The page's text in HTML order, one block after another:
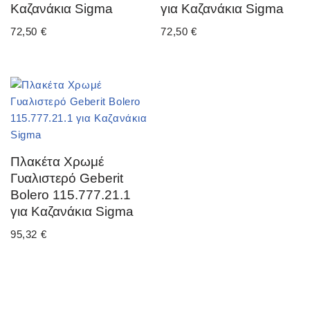
Καζανάκια Sigma
72,50 €
για Καζανάκια Sigma
72,50 €
Πλακέτα Χρωμέ
Γυαλιστερό Geberit
Bolero 115.777.21.1
για Καζανάκια Sigma
95,32 €